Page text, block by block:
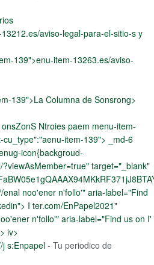
aviso-legal-para-el-sitio-s y
139">enu-item-13263.es/aviso-
139">La Columna de Sonsrong>
Ntroies paem menu-item-
item-139"> _md-6
icon{backgroud-
target="_blank"
noo'ener n'follo'" aria-label="Find
I ter.com/EnPapel2021"
n'follo'" aria-label="Find us on I'
> iv>
s:Enpapel - Tu periodico de